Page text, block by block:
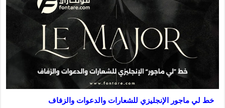
خط لي ماجور الإنجليزي للشعارات والدعوات والزفاف